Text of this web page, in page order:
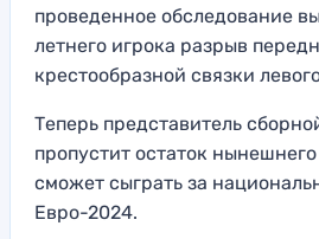
проведенное обследование
летнего игрока разрыв
крестообразной связки
Теперь представитель
пропустит остаток
сможет сыграть за
Евро-2024.